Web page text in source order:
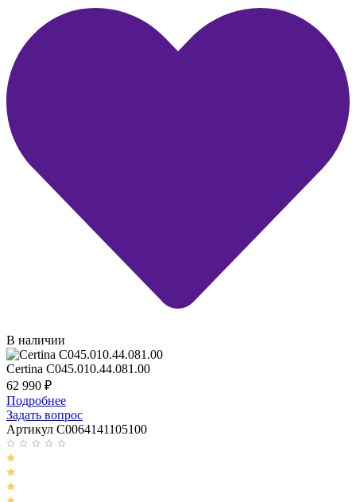
В наличии
Certina C045.010.44.081.00
62 990 ₽
Подробнее
Задать вопрос
Артикул C0064141105100